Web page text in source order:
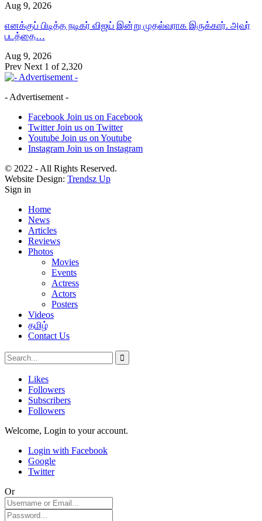
Aug 9, 2026
எனக்குப் பிடித்த நடிகர் விஜய் இன்று முதல்வராக இருக்கார். அவர்
படத்தை…
Aug 9, 2026
Prev Next 1 of 2,320
- Advertisement -
Facebook Join us on Facebook
Twitter Join us on Twitter
Youtube Join us on Youtube
Instagram Join us on Instagram
© 2022 - All Rights Reserved.
Website Design: Trendsz Up
Sign in
Home
News
Articles
Reviews
Photos
Movies
Events
Actress
Actors
Posters
Videos
தமிழ்
Contact Us
Likes
Followers
Subscribers
Followers
Welcome, Login to your account.
Login with Facebook
Google
Twitter
Or